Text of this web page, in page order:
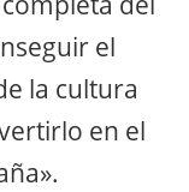
el
la cultura
en el